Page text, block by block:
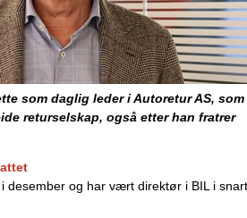
som daglig leder i Autoretur AS, som
returselskap, også etter han fratrer
desember og har vært direktør i BIL i snart